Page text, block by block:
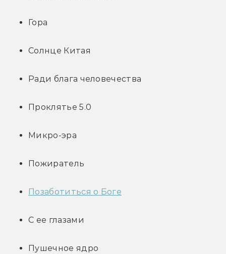
Гора
Солнце Китая
Ради блага человечества
Проклятье 5.0
Микро-эра
Пожиратель
Позаботиться о Боге
С ее глазами
Пушечное ядро